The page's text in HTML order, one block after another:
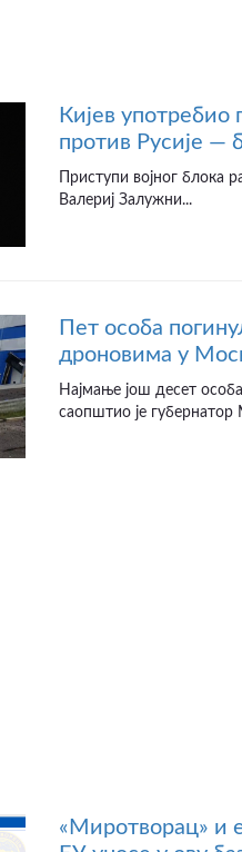
Кијев употребио
против Русије —
Приступи војног блока
Валериј Залужни...
Пет особа
дроновима у
Најмање још десет
саопштио је губернатор
«Миротворац» и